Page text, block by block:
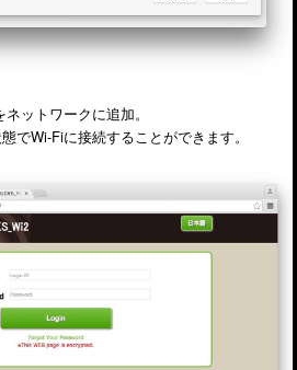
ットワークに追加。
でWi-Fiに接続することができます。